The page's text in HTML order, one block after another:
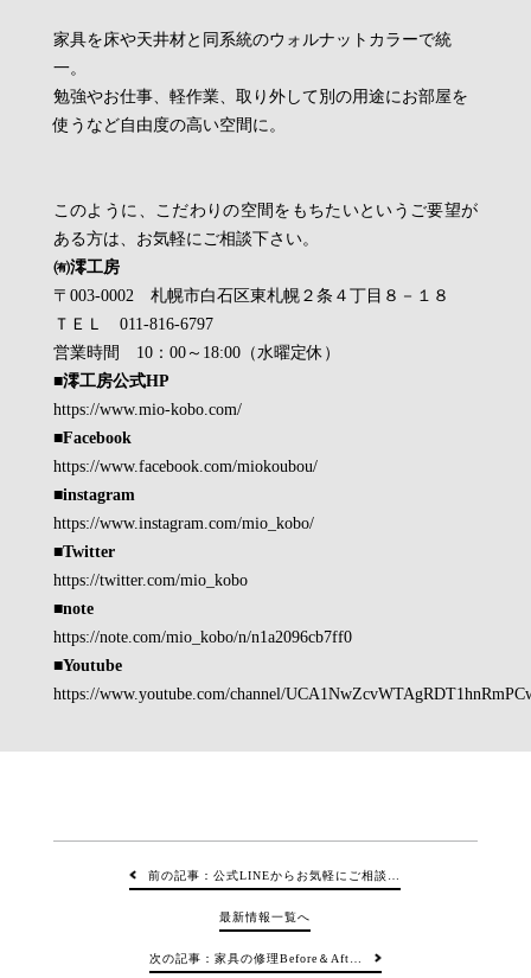
家具を床や天井材と同系統のウォルナットカラーで統
一。
勉強やお仕事、軽作業、取り外して別の用途にお部屋を
使うなど自由度の高い空間に。
このように、こだわりの空間をもちたいというご要望が
ある方は、お気軽にご相談下さい。
㈲澪工房
〒003-0002 札幌市白石区東札幌２条４丁目８－１８
ＴＥＬ 011-816-6797
営業時間 10：00～18:00（水曜定休）
■澪工房公式HP
https://www.mio-kobo.com/
■Facebook
https://www.facebook.com/miokoubou/
■instagram
https://www.instagram.com/mio_kobo/
■Twitter
https://twitter.com/mio_kobo
■note
https://note.com/mio_kobo/n/n1a2096cb7ff0
■Youtube
https://www.youtube.com/channel/
前の記事：公式LINEからお気軽にご相談…
最新情報一覧へ
次の記事：家具の修理Before＆Aft…